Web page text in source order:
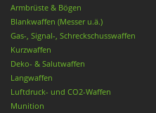
Armbrüste & Bögen
Blankwaffen (Messer u.ä.)
Gas-, Signal-, Schreckschusswaffen
Kurzwaffen
Deko- & Salutwaffen
Langwaffen
Luftdruck- und CO2-Waffen
Munition